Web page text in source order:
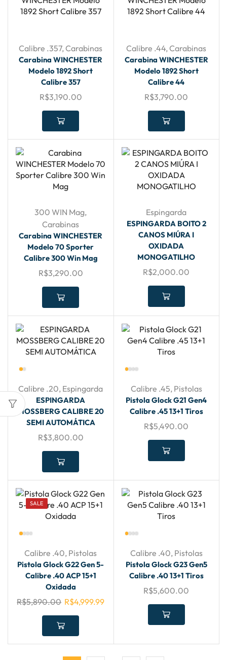
Calibre .357,Carabinas
Carabina WINCHESTER
Modelo 1892 Short
Calibre 357
R$3,190.00
Calibre .44,Carabinas
Carabina WINCHESTER
Modelo 1892 Short
Calibre 44
R$3,790.00
300 WIN Mag,
Carabinas
Carabina WINCHESTER
Modelo 70 Sporter
Calibre 300 Win Mag
R$3,290.00
Espingarda
ESPINGARDA BOITO 2
CANOS MIÚRA I
OXIDADA
MONOGATILHO
R$2,000.00
Calibre .20, Espingarda
ESPINGARDA
MOSSBERG CALIBRE 20
SEMI AUTOMÁTICA
R$3,800.00
Calibre .45, Pistolas
Pistola Glock G21 Gen4
Calibre .45 13+1 Tiros
R$5,490.00
SALE
Calibre .40, Pistolas
Pistola Glock G22 Gen 5-
Calibre .40 ACP 15+1
Oxidada
R$5,890.00 R$4,999.99
Calibre .40, Pistolas
Pistola Glock G23 Gen5
Calibre .40 13+1 Tiros
R$5,600.00